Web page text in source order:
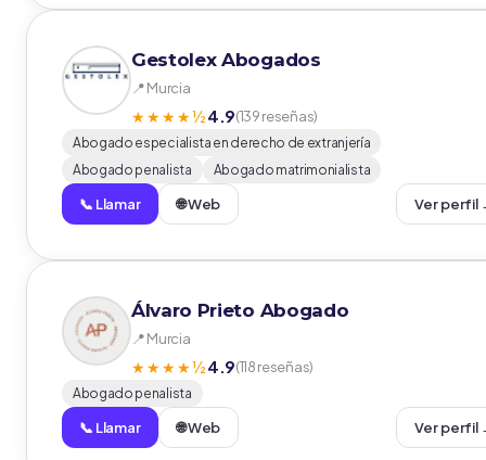
Gestolex Abogados
📍 Murcia
★★★★½4.9(139 reseñas)
Abogado especialista en derecho de extranjería
Abogado penalista
Abogado matrimonialista
📞 Llamar 🌐 Web Ver perfil
Álvaro Prieto Abogado
📍 Murcia
★★★★½4.9(118 reseñas)
Abogado penalista
📞 Llamar 🌐 Web Ver perfil